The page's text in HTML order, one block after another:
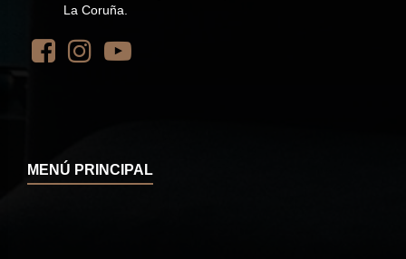
La Coruña.
MENÚ PRINCIPAL